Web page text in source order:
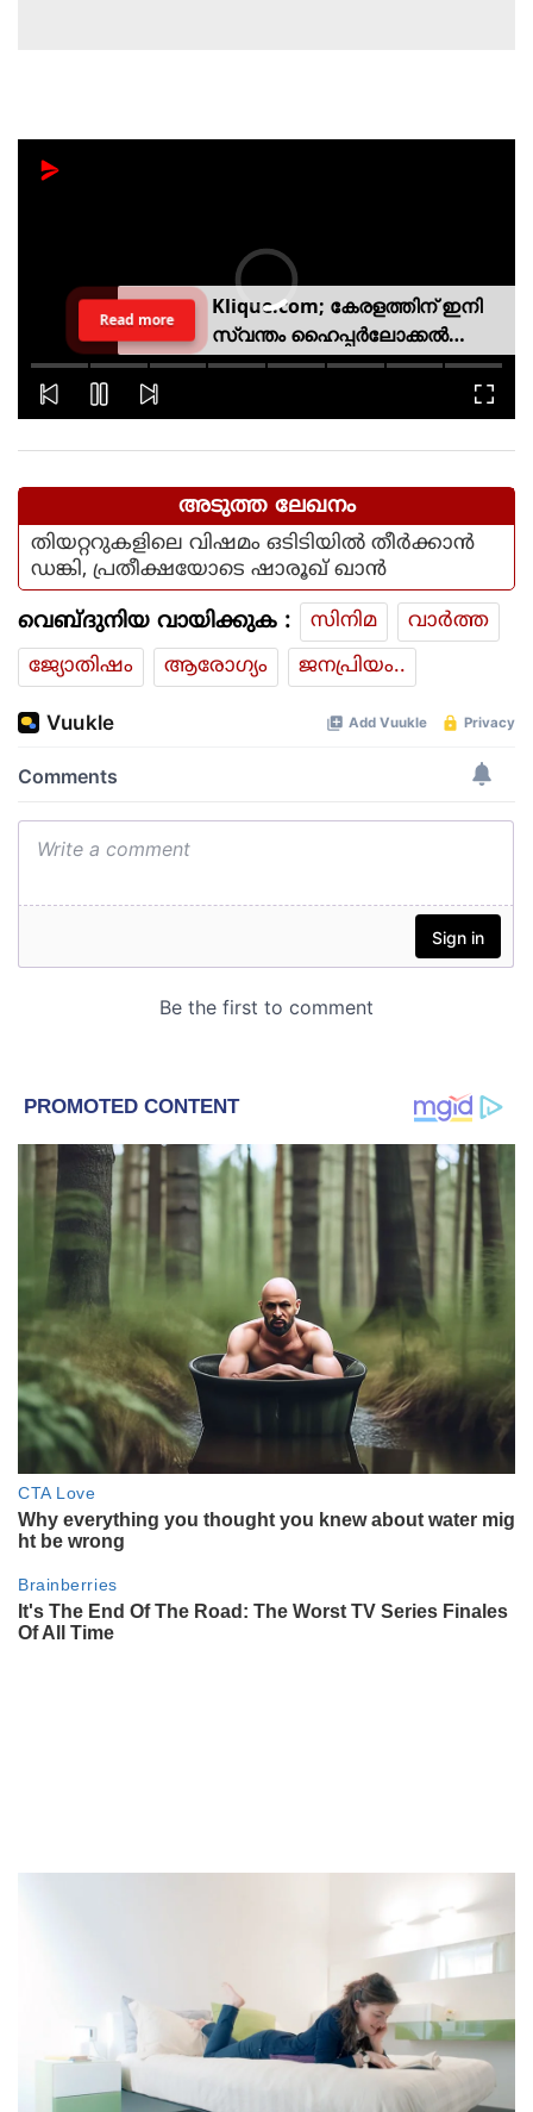
Klique.com; കേരളത്തിന് ഇനി
Read more
അടുത്ത ലേഖനം
തിയറ്ററുകളിലെ വിഷമം ഒടിടിയില്‍ തീര്‍ക്കാന്‍
ഡങ്കി, പ്രതീക്ഷയോടെ ഷാരൂഖ് ഖാന്‍
വെബ്ദുനിയ വായിക്കുക : സിനിമ
വാര്‍ത്ത
ജ്യോതിഷം
ആരോഗ്യം ജനപ്രിയം..